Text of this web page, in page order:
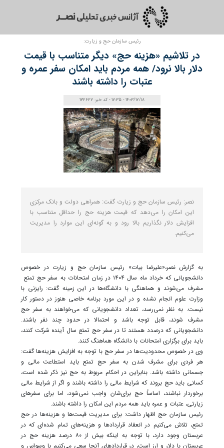
رئیس سازمان حج و زیارت:
در تلاشیم «هزینه حج» دیگر متناسب با قیمت
دلار بالا نرود/ همه مردم باید امکان سفر عمره و
عتبات را داشته باشند
1403/12/18 - 17:35 - کد خبر: 132627
نصر: رئیس سازمان حج و زیارت گفت: همراهی دولت و بانک مرکزی
این امکان را می‌دهد که قیمت‌ هزینه حج را حداقل متناسب با
افزایش دلار نگذاریم بالا رود و به گونه‌ای این موارد را مدیریت
می‌کنیم.
به گزارش نصر،«علیرضا بیات» رئیس سازمان حج و زیارت در خصوص
دانشجویانی که خرداد ماه سال ۱۴۰۴ در زمان امتحانات به سفر حج تمتع
مشرف می‌شوند و هماهنگی با دانشگاه‌ها در این زمینه گفت: رایزنی با
وزارت علوم انجام نشده و در این مورد برنامه خاصی هنوز در دستور کار
نیست. به نظر نمی‌رسد، تعداد دانشجویانی که می‌خواهند به سفر حج
مشرف شوند، قابل توجه باشد و احتمالا در حدود چند نفر باشند.
دانشجویانی که درصدد هستند تا در سفر حج تمتع سال آینده شرکت کنند،
باید برای برگزاری امتحانات با دانشگاه هماهنگ کنند.
وی در خصوص محدودیت‌ها در سفر حج با توجه به افزایش هزینه‌ها گفت:
هر فردی برای مشرف شدن به سفر حج تمتع باید استطاعت مالی و
جسمانی داشته باشد. بنابراین در احکام مربوط به حج نیز ذکر شده است،
کسانی باید حج بروند که شرایط مالی را داشته باشند و اگر از شرایط مالی
برخوردار نباشند، اساساً حج برای‌شان واجب نمی‌شود، اما برای سفرهای
زیارتی، عتبات و عمره باید همه مردم این امکان را داشته باشند.
رئیس سازمان حج اظهار داشت: برای مدیریت قیمت‌ها و هزینه‌ها در حج
تمتع، تلاش می‌کنیم در انعقاد قراردادها و هزینه‌های تمام شده‌ای که در
عربستان وجود دارد، با توجه به اینکه بیش از ۸۰ درصد هزینه حج در
عربستان با دلار و ارز است، در قراردادهای آنجا سعی می‌کنیم با وسواس و